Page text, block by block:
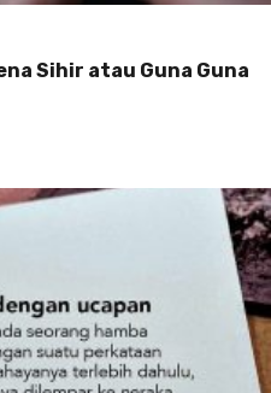
Sihir atau Guna Guna